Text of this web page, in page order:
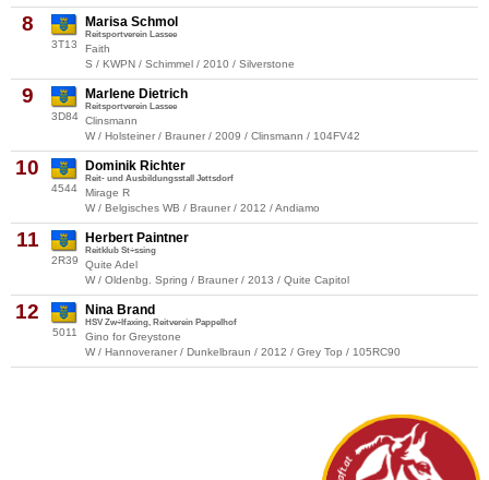
8
3T13
Marisa Schmol
Reitsportverein Lassee
Faith
S / KWPN / Schimmel / 2010 / Silverstone
9
3D84
Marlene Dietrich
Reitsportverein Lassee
Clinsmann
W / Holsteiner / Brauner / 2009 / Clinsmann / 104FV42
10
4544
Dominik Richter
Reit- und Ausbildungsstall Jettsdorf
Mirage R
W / Belgisches WB / Brauner / 2012 / Andiamo
11
2R39
Herbert Paintner
Reitklub St÷ssing
Quite Adel
W / Oldenbg. Spring / Brauner / 2013 / Quite Capitol
12
5011
Nina Brand
HSV Zw÷lfaxing, Reitverein Pappelhof
Gino for Greystone
W / Hannoveraner / Dunkelbraun / 2012 / Grey Top / 105RC90